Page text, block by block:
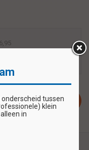
winkelwagentussen
klein
in